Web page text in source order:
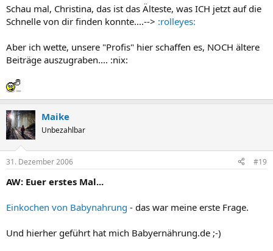
Schau mal, Christina, das ist das Älteste, was ICH jetzt auf die
Schnelle von dir finden konnte....--> :rolleyes:
Aber ich wette, unsere "Profis" hier schaffen es, NOCH ältere
Beiträge auszugraben.... :nix:
Maike
Unbezahlbar
31. Dezember 2006 #19
AW: Euer erstes Mal...
Einkochen von Babynahrung - das war meine erste Frage.
Und hierher geführt hat mich Babyernährung.de ;-)